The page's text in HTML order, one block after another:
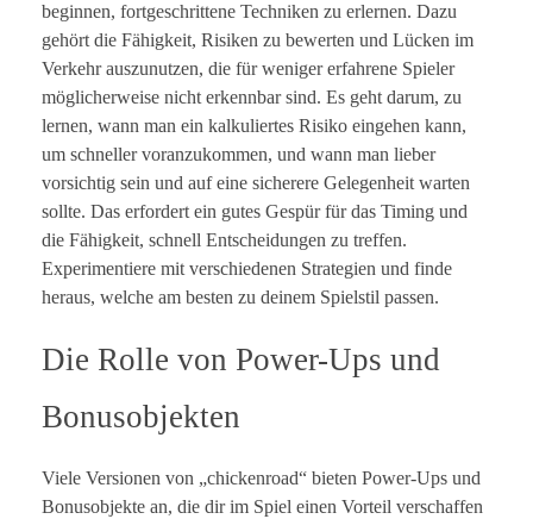
beginnen, fortgeschrittene Techniken zu erlernen. Dazu
gehört die Fähigkeit, Risiken zu bewerten und Lücken im
Verkehr auszunutzen, die für weniger erfahrene Spieler
möglicherweise nicht erkennbar sind. Es geht darum, zu
lernen, wann man ein kalkuliertes Risiko eingehen kann,
um schneller voranzukommen, und wann man lieber
vorsichtig sein und auf eine sicherere Gelegenheit warten
sollte. Das erfordert ein gutes Gespür für das Timing und
die Fähigkeit, schnell Entscheidungen zu treffen.
Experimentiere mit verschiedenen Strategien und finde
heraus, welche am besten zu deinem Spielstil passen.
Die Rolle von Power-Ups und
Bonusobjekten
Viele Versionen von „chickenroad“ bieten Power-Ups und
Bonusobjekte an, die dir im Spiel einen Vorteil verschaffen